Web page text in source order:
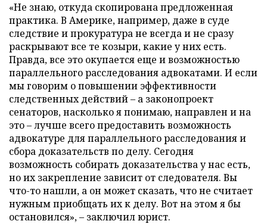
«Не знаю, откуда скопирована предложенная
практика. В Америке, например, даже в суде
следствие и прокуратура не всегда и не сразу
раскрывают все те козыри, какие у них есть.
Правда, все это окупается еще и возможностью
параллельного расследования адвокатами. И если
мы говорим о повышении эффективности
следственных действий – а законопроект
сенаторов, насколько я понимаю, направлен и на
это – лучше всего предоставить возможность
адвокатуре для параллельного расследования и
сбора доказательств по делу. Сегодня
возможность собирать доказательства у нас есть,
но их закрепление зависит от следователя. Вы
что-то нашли, а он может сказать, что не считает
нужным приобщать их к делу. Вот на этом я бы
остановился», – заключил юрист.